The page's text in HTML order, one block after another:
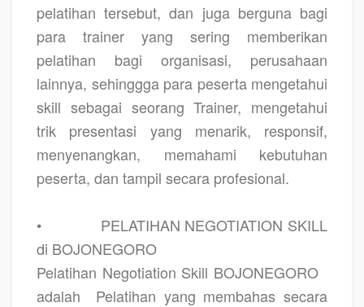
pelatihan tersebut, dan juga berguna bagi
para trainer yang sering memberikan
pelatihan bagi organisasi, perusahaan
lainnya, sehinggga para peserta mengetahui
skill sebagai seorang Trainer, mengetahui
trik presentasi yang menarik, responsif,
menyenangkan, memahami kebutuhan
peserta, dan tampil secara profesional.
•
PELATIHAN NEGOTIATION SKILL
di BOJONEGORO
Pelatihan Negotiation Skill BOJONEGORO
adalah
Pelatihan yang membahas secara